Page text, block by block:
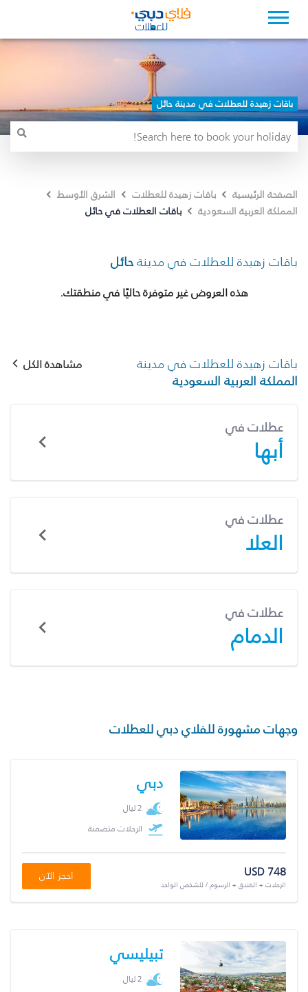
باقات زهيدة للعطلات في مدينة حائل
الصفحة الرئيسية باقات زهيدة للعطلات
الشرق الأوسط
المملكة العربية السعودية
باقات العطلات في حائل
باقات زهيدة للعطلات في مدينةحائل
هذه العروض غير متوفرة حاليًا في منطقتك.
باقات زهيدة للعطلات في مدينة
المملكة العربية السعودية
مشاهدة الكل
عطلات في
أبها
عطلات في
العلا
عطلات في
الدمام
وجهات مشهورة للفلاي دبي للعطلات
دبي
2 ليال
الرحلات متضمنة
USD 748
الرحلات + الفندق + الرسوم / للشخص الواحد
احجز الآن
تبيليسي
2 ليال